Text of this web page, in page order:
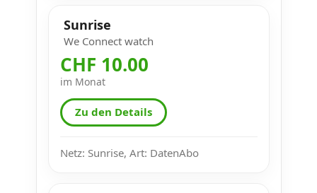
Sunrise
We Connect watch
CHF 10.00
im Monat
Zu den Details
Netz: Sunrise, Art: DatenAbo